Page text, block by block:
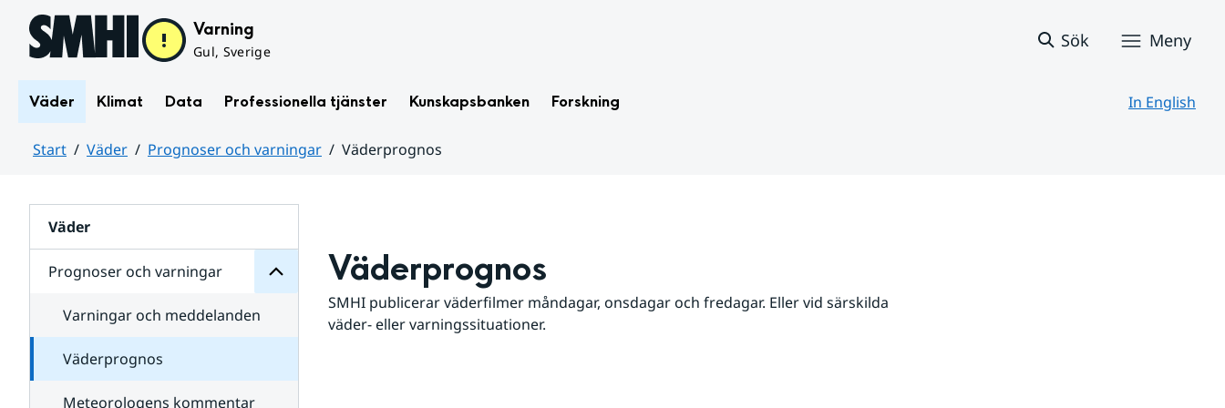
Hoppa till sidans innehåll Varning
Gul, Sverige
Sök Meny
Väder Klimat Data Professionella tjänster Kunskapsbanken Forskning In English
Start Väder Prognoser och varningar
Väderprognos
Väder
Prognoser och varningar
för
varningar
Varningar och meddelanden
Väderprognos
Meteorologens kommentar
Väderprognos
SMHI publicerar väderfilmer måndagar, onsdagar och fredagar. Eller vid särskilda
väder- eller varningssituationer.